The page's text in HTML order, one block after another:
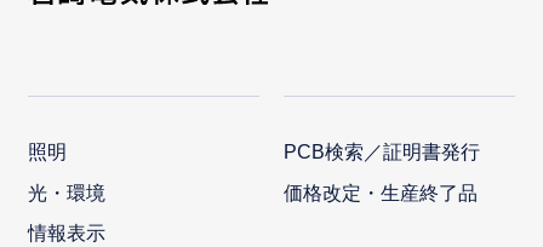
照明
光・環境
情報表示
PCB検索／証明書発行
価格改定・生産終了品